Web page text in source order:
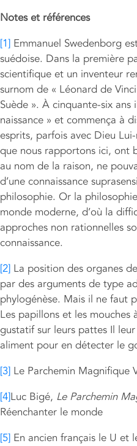
Notes et références
[1] Emmanuel Swedenborg
suédoise. Dans la première
scientifique et un inventeur
surnom de « Léonard de
Suède ». À cinquante-six ans
naissance » et commença à
esprits, parfois avec Dieu
que nous rapportons ici, ont
au nom de la raison, ne
d’une connaissance
philosophie. Or la
monde moderne, d’où la
approches non rationnelles
connaissance.
[2] La position des organes
par des arguments de type
phylogénèse. Mais il ne faut
Les papillons et les
gustatif sur leurs pattes Il
aliment pour en détecter le
[3] Le Parchemin Magnifique
[4]Luc Bigé, Le Parchemin
Réenchanter le monde
[5] En ancien français le U et